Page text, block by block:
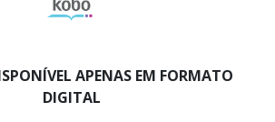
APENAS EM FORMATO
DIGITAL